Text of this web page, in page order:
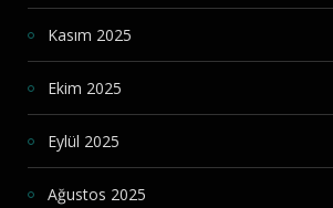
Kasım 2025
Ekim 2025
Eylül 2025
Ağustos 2025